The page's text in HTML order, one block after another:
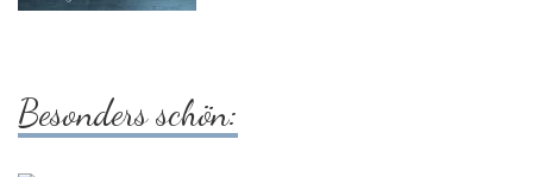
Besonders schön: